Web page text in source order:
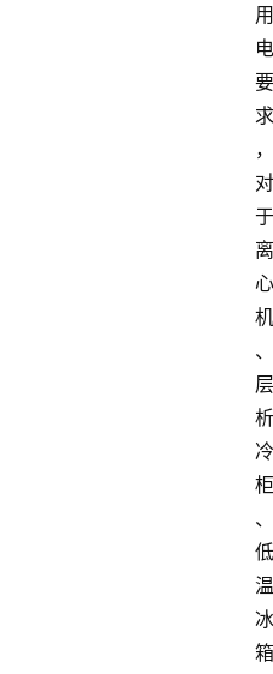
用
电
要
求
，
对
于
离
心
机
、
层
析
冷
柜
、
低
温
冰
箱